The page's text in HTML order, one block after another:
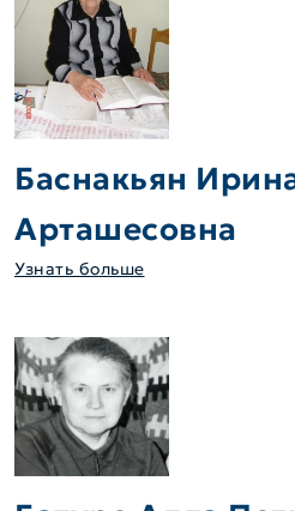
Баснакьян
Арташесовна
Узнать больше